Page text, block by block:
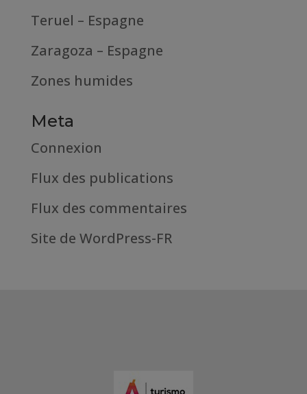
Teruel – Espagne
Zaragoza – Espagne
Zones humides
Meta
Connexion
Flux des publications
Flux des commentaires
Site de WordPress-FR